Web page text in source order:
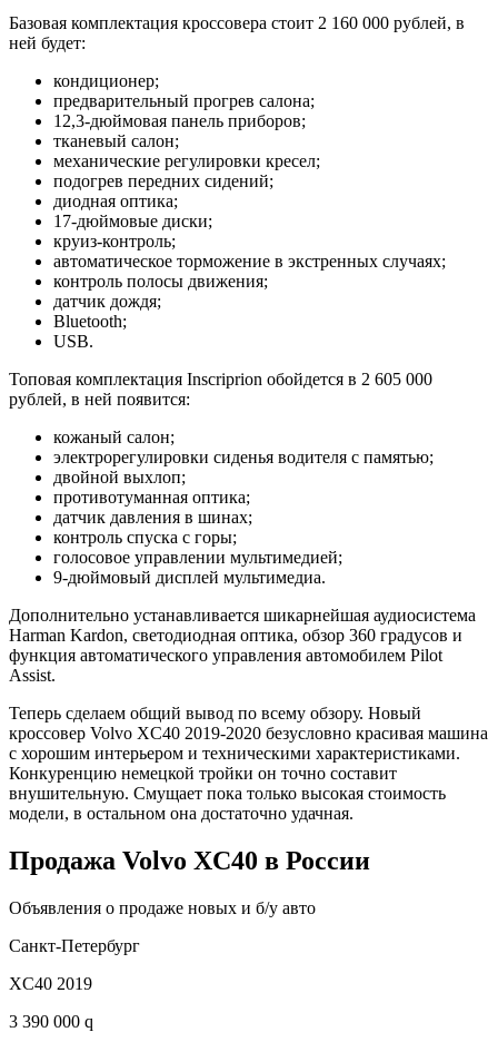
Базовая комплектация кроссовера стоит 2 160 000 рублей, в
ней будет:
кондиционер;
предварительный прогрев салона;
12,3-дюймовая панель приборов;
тканевый салон;
механические регулировки кресел;
подогрев передних сидений;
диодная оптика;
17-дюймовые диски;
круиз-контроль;
автоматическое торможение в экстренных случаях;
контроль полосы движения;
датчик дождя;
Bluetooth;
USB.
Топовая комплектация Inscriprion обойдется в 2 605 000
рублей, в ней появится:
кожаный салон;
электрорегулировки сиденья водителя с памятью;
двойной выхлоп;
противотуманная оптика;
датчик давления в шинах;
контроль спуска с горы;
голосовое управлении мультимедией;
9-дюймовый дисплей мультимедиа.
Дополнительно устанавливается шикарнейшая аудиосистема
Harman Kardon, светодиодная оптика, обзор 360 градусов и
функция автоматического управления автомобилем Pilot
Assist.
Теперь сделаем общий вывод по всему обзору. Новый
кроссовер Volvo XC40 2019-2020 безусловно красивая машина
с хорошим интерьером и техническими характеристиками.
Конкуренцию немецкой тройки он точно составит
внушительную. Смущает пока только высокая стоимость
модели, в остальном она достаточно удачная.
Продажа Volvo XC40 в России
Объявления о продаже новых и б/у авто
Санкт-Петербург
XC40 2019
3 390 000 q